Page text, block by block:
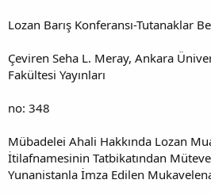
Lozan Barış Konferansı-Tutanaklar
Çeviren Seha L. Meray, Ankara
Fakültesi Yayınları
no: 348
Mübadelei Ahali Hakkında Lozan
İtilafnamesinin Tatbikatından
Yunanistanla İmza Edilen